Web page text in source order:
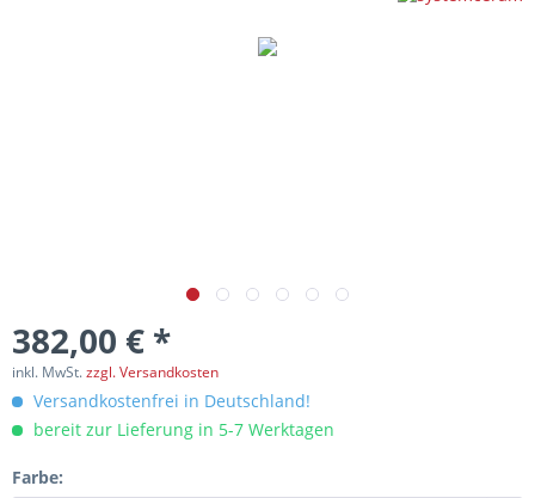
382,00 € *
inkl. MwSt.zzgl. Versandkosten
Versandkostenfrei in Deutschland!
bereit zur Lieferung in 5-7 Werktagen
Farbe: